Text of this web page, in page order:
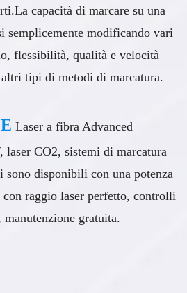
capacità di marcare su una
semplicemente modificando vari
flessibilità, qualità e velocità
tipi di metodi di marcatura.
Laser a fibra Advanced
laser CO2, sistemi di marcatura
sono disponibili con una potenza
raggio laser perfetto, controlli
gratuita.